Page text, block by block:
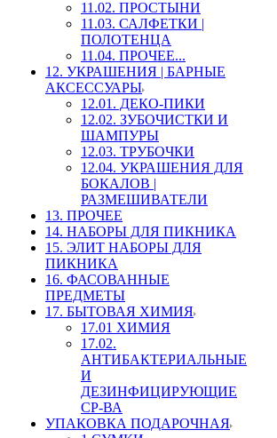
11.02. ПРОСТЫНИ
11.03. САЛФЕТКИ |
ПОЛОТЕНЦА
11.04. ПРОЧЕЕ...
12. УКРАШЕНИЯ | БАРНЫЕ
АКСЕССУАРЫ
12.01. ДЕКО-ПИКИ
12.02. ЗУБОЧИСТКИ И
ШАМПУРЫ
12.03. ТРУБОЧКИ
12.04. УКРАШЕНИЯ ДЛЯ
БОКАЛОВ |
РАЗМЕШИВАТЕЛИ
13. ПРОЧЕЕ
14. НАБОРЫ ДЛЯ ПИКНИКА
15. ЭЛИТ НАБОРЫ ДЛЯ
ПИКНИКА
16. ФАСОВАННЫЕ
ПРЕДМЕТЫ
17. БЫТОВАЯ ХИМИЯ
17.01 ХИМИЯ
17.02.
АНТИБАКТЕРИАЛЬНЫЕ
И
ДЕЗИНФИЦИРУЮЩИЕ
СР-ВА
УПАКОВКА ПОДАРОЧНАЯ